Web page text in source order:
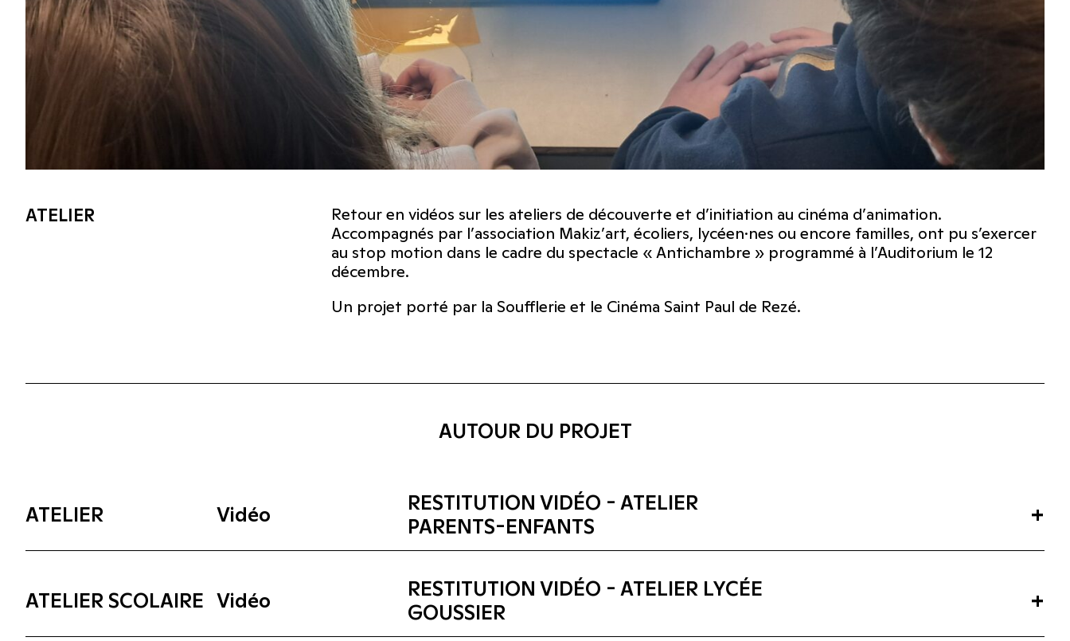
ATELIER
Retour en vidéos sur les ateliers de découverte et d’initiation au cinéma d’animation.
Accompagnés par l’association Makiz’art, écoliers, lycéen·nes ou encore familles, ont pu s’exercer
au stop motion dans le cadre du spectacle « Antichambre » programmé à l’Auditorium le 12
décembre.
Un projet porté par la Soufflerie et le Cinéma Saint Paul de Rezé.
AUTOUR DU PROJET
ATELIER Vidéo
RESTITUTION VIDÉO - ATELIER
PARENTS-ENFANTS
+
ATELIER SCOLAIRE Vidéo
RESTITUTION VIDÉO - ATELIER LYCÉE
GOUSSIER
+